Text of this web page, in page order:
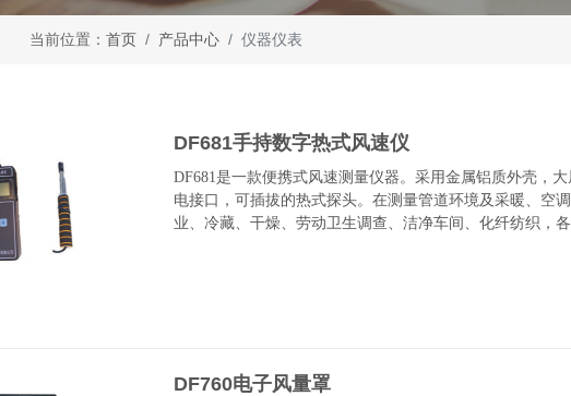
当前位置： 首页 产品中心 仪器仪表
DF681手持数字热式风速仪
DF681是一款便携式风速测量仪器。采用金属铝质外壳，
电接口，可插拔的热式探头。在测量管道环境及采暖、空
业、冷藏、干燥、劳动卫生调查、洁净车间、化纤纺织，
DF760电子风量罩